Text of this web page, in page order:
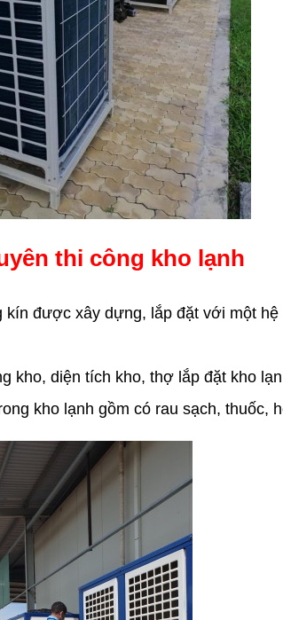
thi công kho lạnh
được xây dựng, lắp đặt với một hệ
diện tích kho, thợ lắp đặt kho
kho lạnh gồm có rau sạch, thuốc,